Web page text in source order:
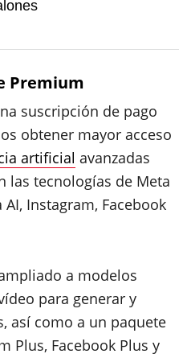
Premium
suscripción de pago
obtener mayor acceso
artificial avanzadas
las tecnologías de Meta
Instagram, Facebook
a modelos
para generar y
así como a un paquete
Plus, Facebook Plus y